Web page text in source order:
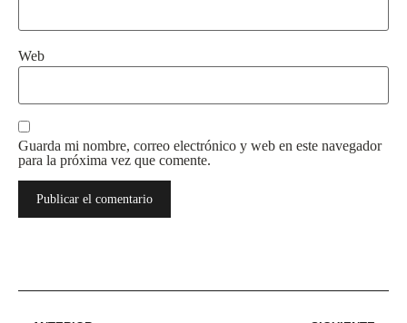
Web
Guarda mi nombre, correo electrónico y web en este navegador
para la próxima vez que comente.